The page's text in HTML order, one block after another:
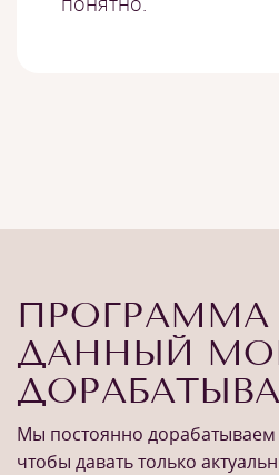
ПРОГРАММА
ДАННЫЙ
Мы постоянно
чтобы давать только